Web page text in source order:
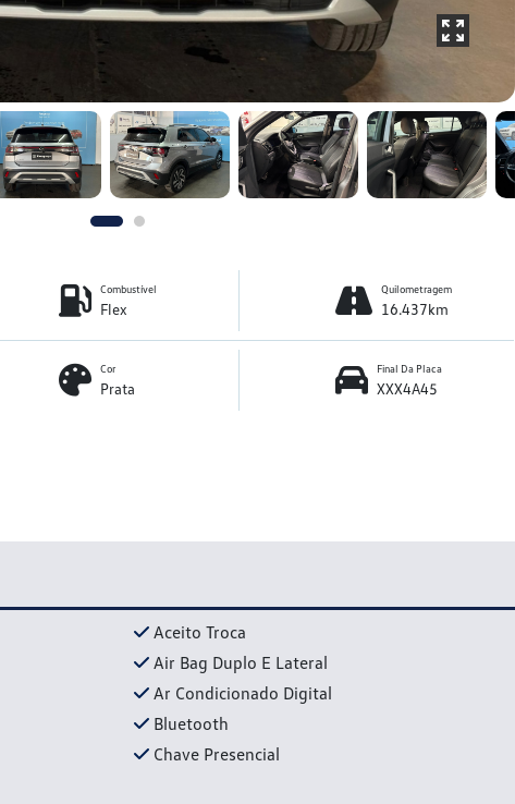
Combustível
Flex
Quilometragem
16.437km
Cor
Prata
Final Da Placa
XXX4A45
Aceito Troca
Air Bag Duplo E Lateral
Ar Condicionado Digital
Bluetooth
Chave Presencial